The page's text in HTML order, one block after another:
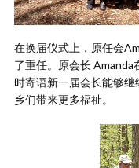
在换届仪式上，原任会
了重任。原会长
时寄语新一届会长能够
乡们带来更多福祉。